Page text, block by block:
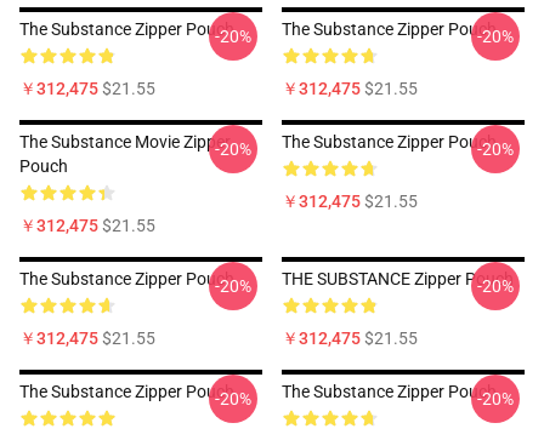
The Substance Zipper Pouch
￥312,475$21.55
-20% The Substance Zipper Pouch
￥312,475$21.55
-20%
The Substance Movie Zipper
Pouch
￥312,475$21.55
-20% The Substance Zipper Pouch
￥312,475$21.55
-20%
The Substance Zipper Pouch
￥312,475$21.55
-20% THE SUBSTANCE Zipper Pouch
￥312,475$21.55
-20%
The Substance Zipper Pouch-20% The Substance Zipper Pouch-20%